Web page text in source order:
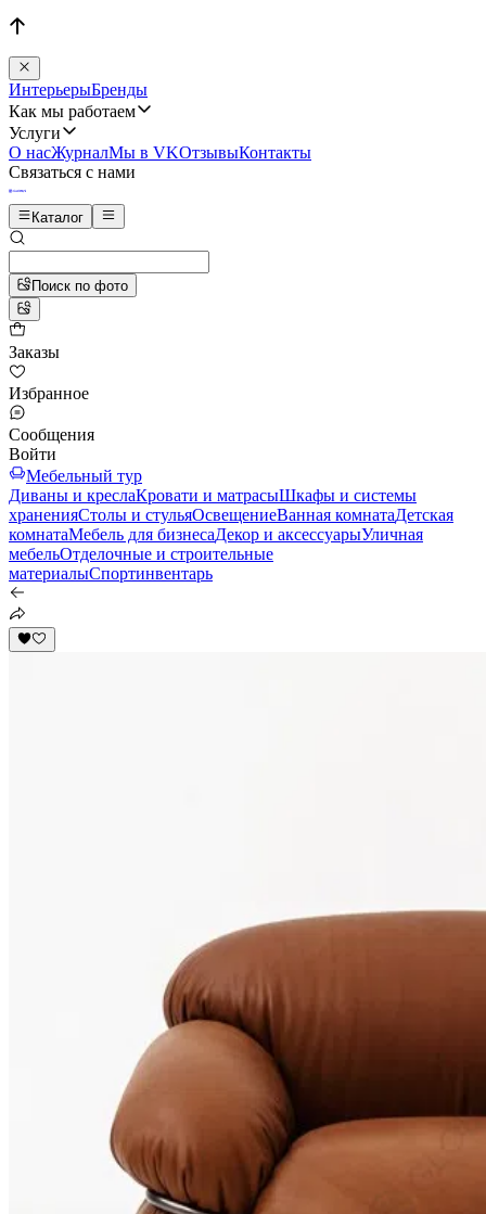
ИнтерьерыБренды
Как мы работаем
Услуги
О насЖурналМы в VKОтзывыКонтакты
Связаться с нами
Каталог
Поиск по фото
Заказы
Избранное
Сообщения
Войти
Мебельный тур
Диваны и креслаКровати и матрасыШкафы и системы
храненияСтолы и стульяОсвещениеВанная комнатаДетская
комнатаМебель для бизнесаДекор и аксессуарыУличная
мебельОтделочные и строительные
материалыСпортинвентарь